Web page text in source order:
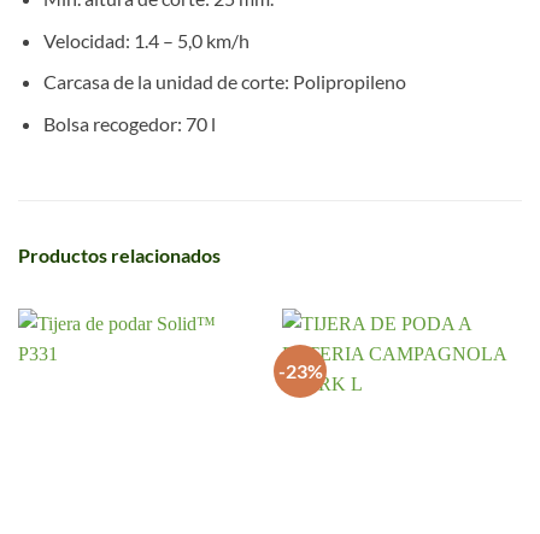
Velocidad: 1.4 – 5,0 km/h
Carcasa de la unidad de corte: Polipropileno
Bolsa recogedor: 70 l
Productos relacionados
-23%